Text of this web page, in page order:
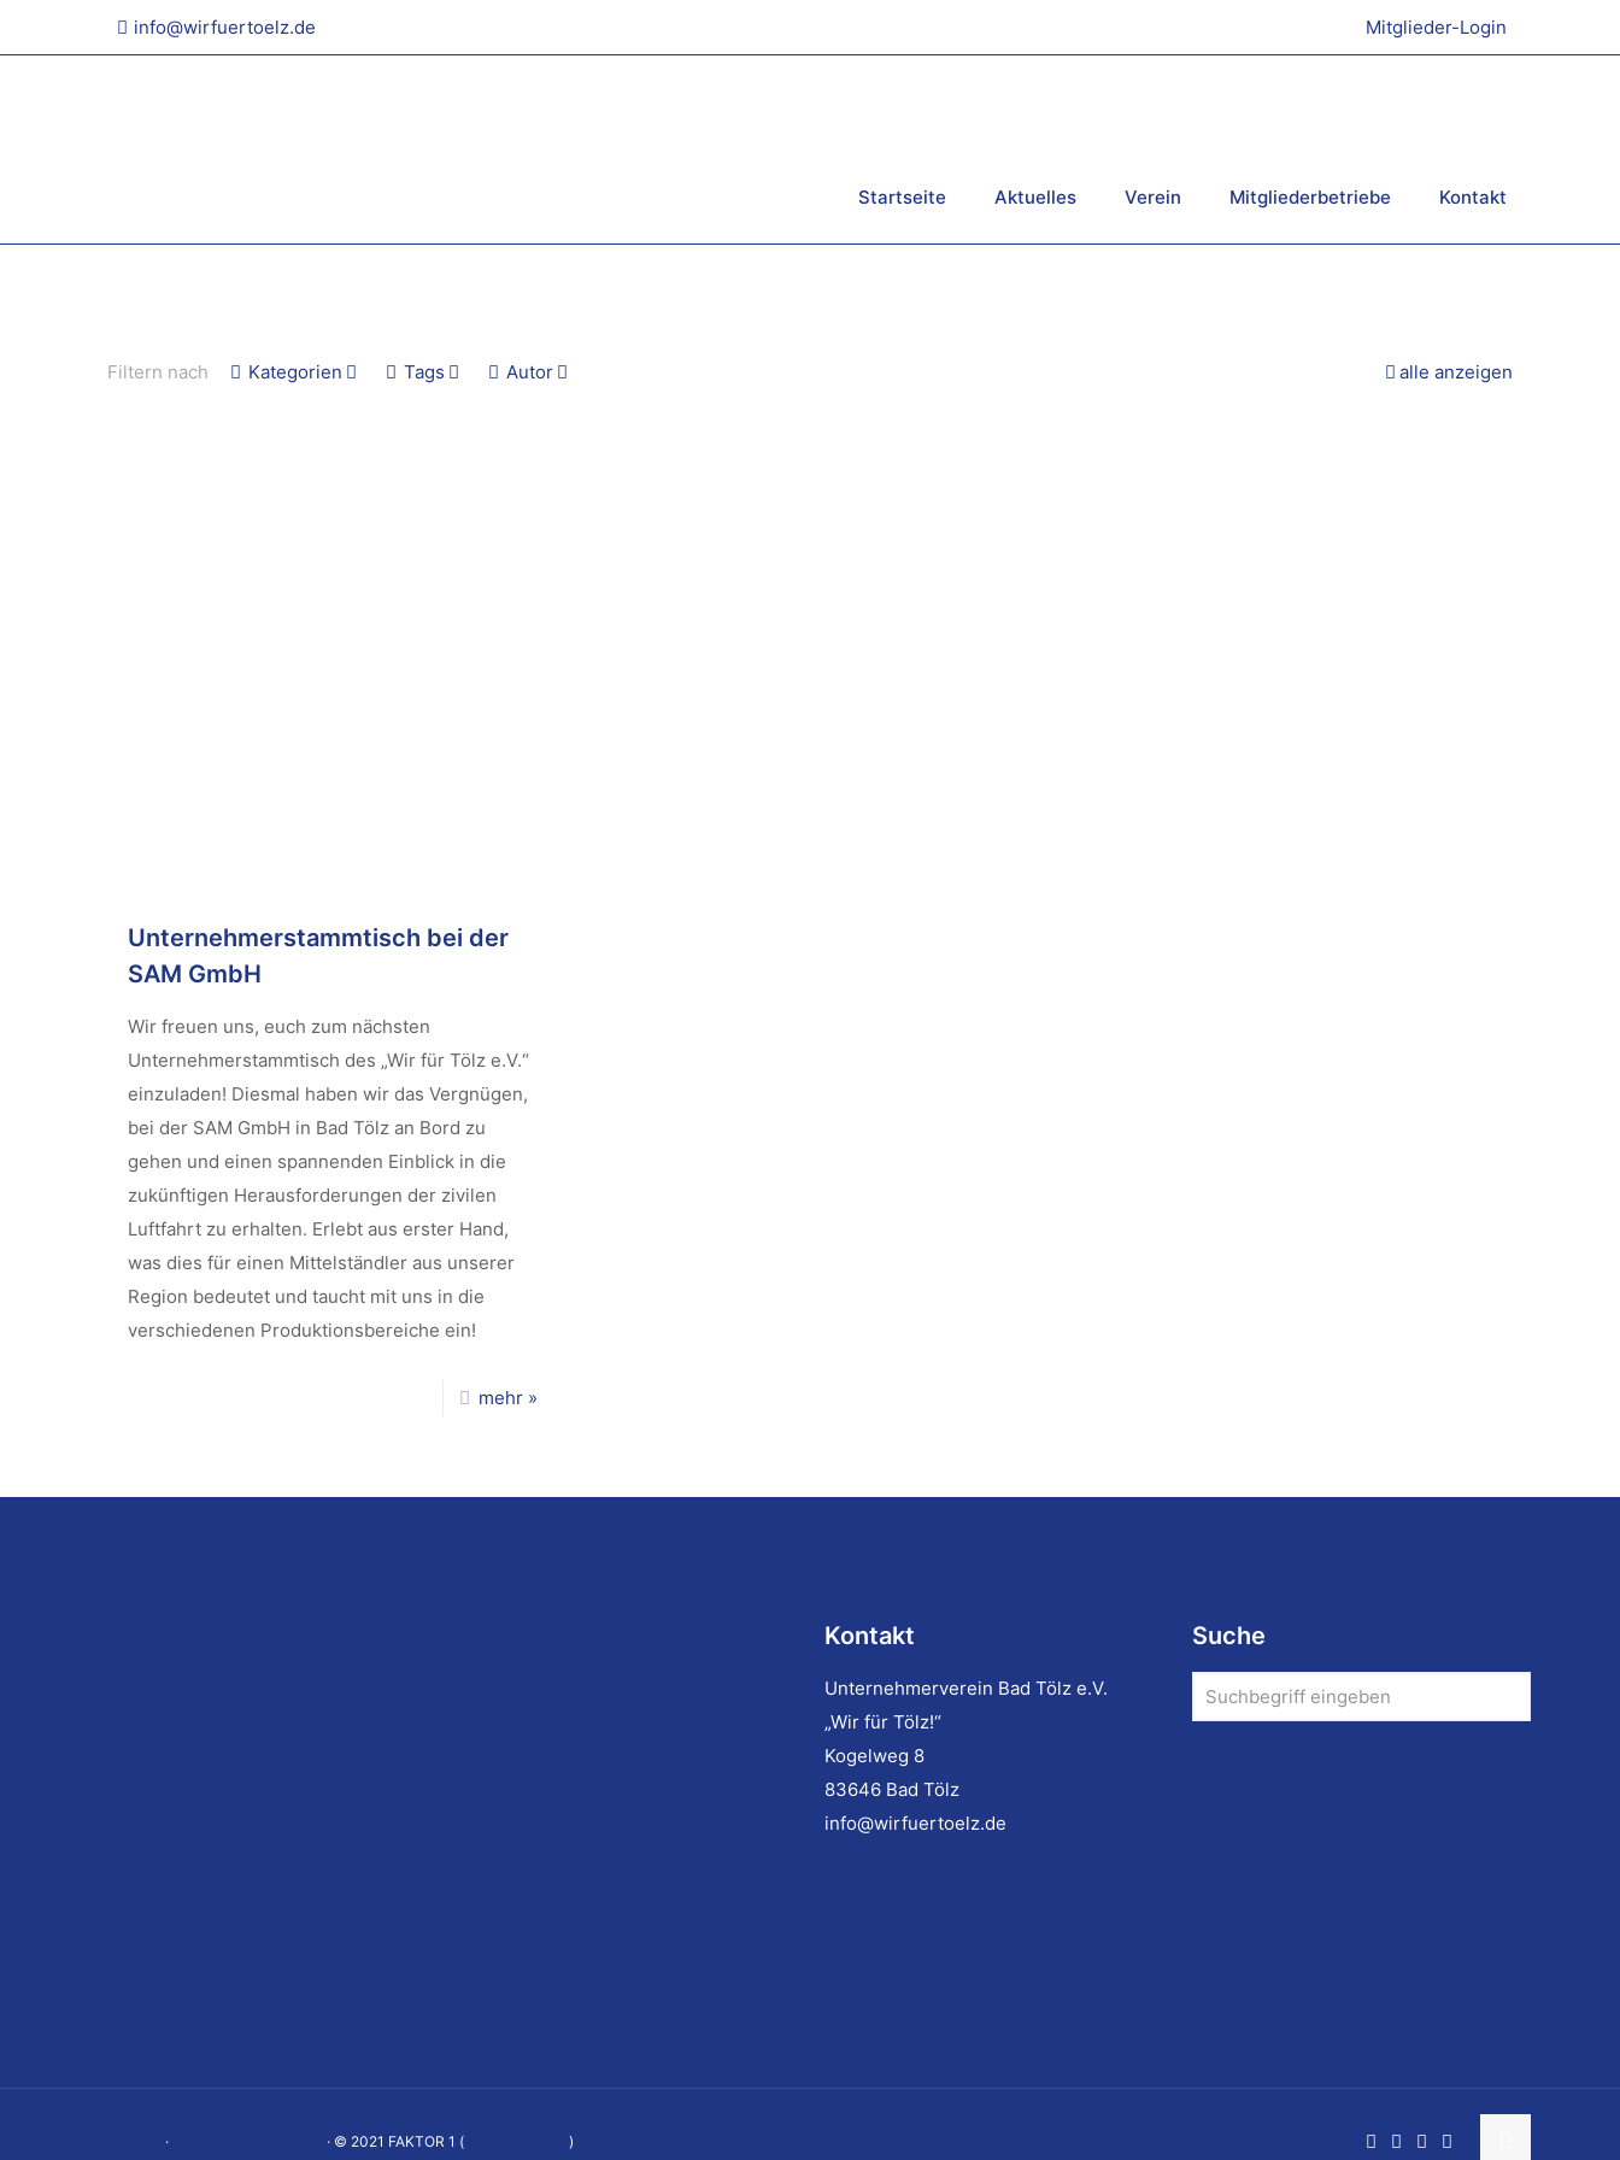
info@wirfuertoelz.de Mitglieder-Login
Startseite Aktuelles Verein Mitgliederbetriebe Kontakt
Filtern nach Kategorien Tags Autor alle anzeigen
Unternehmerstammtisch bei der
SAM GmbH
Wir freuen uns, euch zum nächsten
Unternehmerstammtisch des „Wir für Tölz e.V.“
einzuladen! Diesmal haben wir das Vergnügen,
bei der SAM GmbH in Bad Tölz an Bord zu
gehen und einen spannenden Einblick in die
zukünftigen Herausforderungen der zivilen
Luftfahrt zu erhalten. Erlebt aus erster Hand,
was dies für einen Mittelständler aus unserer
Region bedeutet und taucht mit uns in die
verschiedenen Produktionsbereiche ein!
mehr »
Kontakt
Unternehmerverein Bad Tölz e.V.
„Wir für Tölz!“
Kogelweg 8
83646 Bad Tölz
info@wirfuertoelz.de
Suche
· · © 2021 FAKTOR 1 ( )